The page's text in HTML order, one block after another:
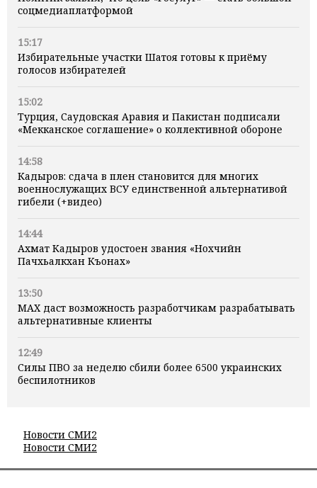
соцмедиаплатформой
15:17
Избирательные участки Шатоя готовы к приёму
голосов избирателей
15:02
Турция, Саудовская Аравия и Пакистан подписали
«Мекканское соглашение» о коллективной обороне
14:58
Кадыров: сдача в плен становится для многих
военнослужащих ВСУ единственной альтернативой
гибели (+видео)
14:44
Ахмат Кадыров удостоен звания «Нохчийн
Пачхьалкхан Къонах»
13:50
MAX даст возможность разработчикам разрабатывать
альтернативные клиенты
12:49
Силы ПВО за неделю сбили более 6500 украинских
беспилотников
Новости СМИ2
Новости СМИ2